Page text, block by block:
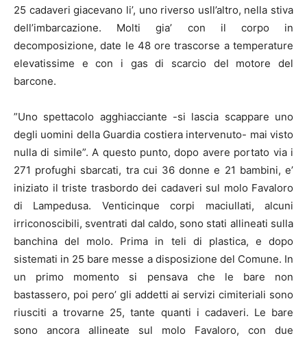
25 cadaveri giacevano li’, uno riverso usll’altro, nella stiva
dell’imbarcazione. Molti gia’ con il corpo in
decomposizione, date le 48 ore trascorse a temperature
elevatissime e con i gas di scarcio del motore del
barcone.
”Uno spettacolo agghiacciante -si lascia scappare uno
degli uomini della Guardia costiera intervenuto- mai visto
nulla di simile”. A questo punto, dopo avere portato via i
271 profughi sbarcati, tra cui 36 donne e 21 bambini, e’
iniziato il triste trasbordo dei cadaveri sul molo Favaloro
di Lampedusa. Venticinque corpi maciullati, alcuni
irriconoscibili, sventrati dal caldo, sono stati allineati sulla
banchina del molo. Prima in teli di plastica, e dopo
sistemati in 25 bare messe a disposizione del Comune. In
un primo momento si pensava che le bare non
bastassero, poi pero’ gli addetti ai servizi cimiteriali sono
riusciti a trovarne 25, tante quanti i cadaveri. Le bare
sono ancora allineate sul molo Favaloro, con due